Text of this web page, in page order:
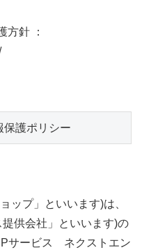
針 ：
保護ポリシー
ップ」といいます)は、
供会社」といいます)の
サービス ネクストエン